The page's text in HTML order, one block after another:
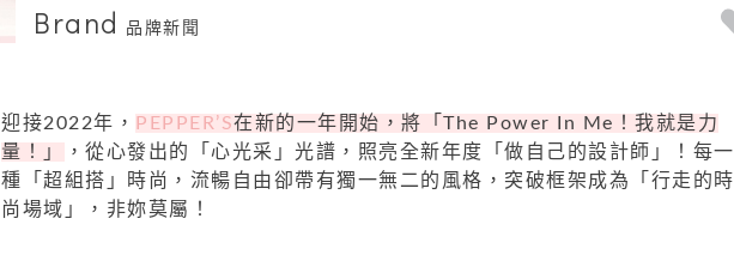
Brand 品牌新聞
迎接2022年， PEPPER’S在新的一年開始，將「The Power In Me！我就是力
量！」
，從心發出的「心光采」光譜，照亮全新年度「做自己的設計師」！每一
種「超組搭」時尚，流暢自由卻帶有獨一無二的風格，突破框架成為「行走的時
尚場域」，非妳莫屬！